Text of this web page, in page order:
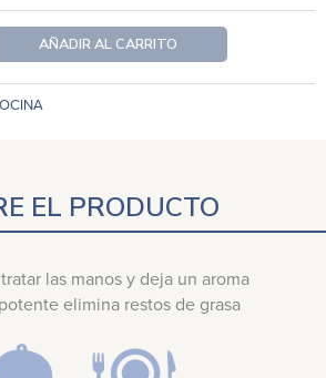
AÑADIR AL CARRITO
EL PRODUCTO
las manos y deja un aroma
elimina restos de grasa